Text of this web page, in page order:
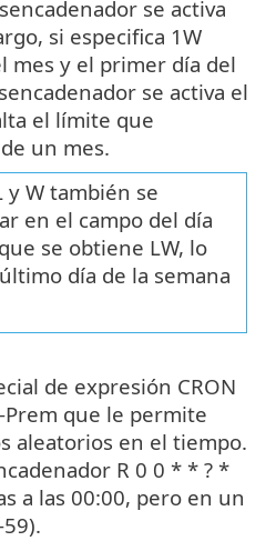
se activa
si especifica 1W
mes y el primer día del
se activa el
el límite que
un mes.
y W también se
en el campo del día
se obtiene LW, lo
día de la semana
de expresión CRON
Prem que le permite
aleatorios en el tiempo.
R 0 0 * * ? *
a las 00:00, pero en un